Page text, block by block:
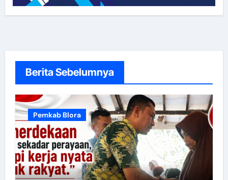
Berita Sebelumnya
Pemkab Blora